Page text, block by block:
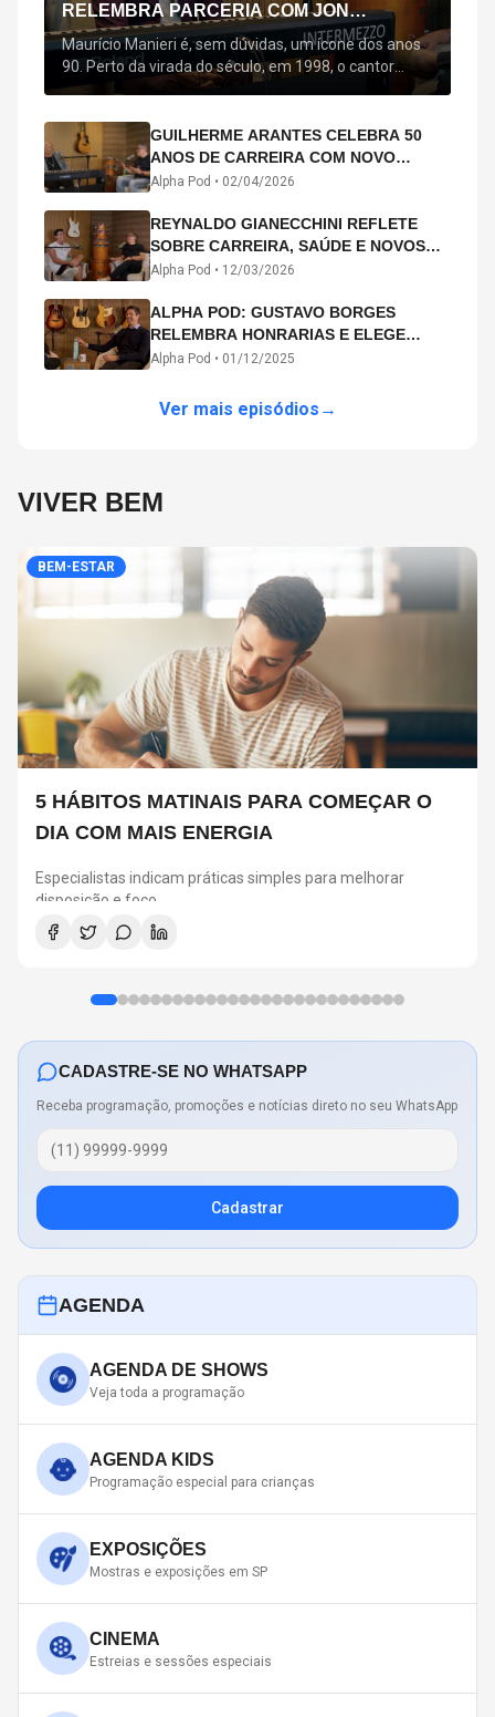
RELEMBRA PARCERIA COM JON
SECADA, ORIGEM DE "BEM QUERER" E
MAIS
Maurício Manieri é, sem dúvidas, um ícone dos anos
90. Perto da virada do século, em 1998, o cantor
estreou oficialmente com o seu primeiro disco, "A
acompanham até hoje, quase trinta anos mais tarde:
"Bem Querer" e "Minha Menina". Em 2026, o astro
segue com o […]
GUILHERME ARANTES CELEBRA 50
ANOS DE CARREIRA COM NOVO
ÁLBUM INTERDIMENSIONAL E TURNÊ
Alpha Pod • 02/04/2026
REYNALDO GIANECCHINI REFLETE
SOBRE CARREIRA, SAÚDE E NOVOS
CAMINHOS ARTÍSTICOS NO ALPHA
Alpha Pod • 12/03/2026
ALPHA POD: GUSTAVO BORGES
RELEMBRA HONRARIAS E ELEGE
MICHAEL PHELPS O MAIOR ATLETA DA
Alpha Pod • 01/12/2025
Ver mais episódios →
VIVER BEM
BEM-ESTAR
5 HÁBITOS MATINAIS PARA COMEÇAR O
DIA COM MAIS ENERGIA
Especialistas indicam práticas simples para melhorar
disposição e foco
CADASTRE-SE NO WHATSAPP
Receba programação, promoções e notícias direto no seu WhatsApp
Cadastrar
AGENDA
AGENDA DE SHOWS
Veja toda a programação
AGENDA KIDS
Programação especial para crianças
EXPOSIÇÕES
Mostras e exposições em SP
CINEMA
Estreias e sessões especiais